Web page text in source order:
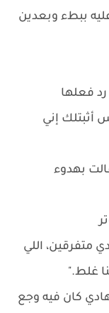
ببطء وبعدين
فعلها
أثبتلك إني
بهدوء
متفرقين، اللي
غلط."
كان فيه وجع